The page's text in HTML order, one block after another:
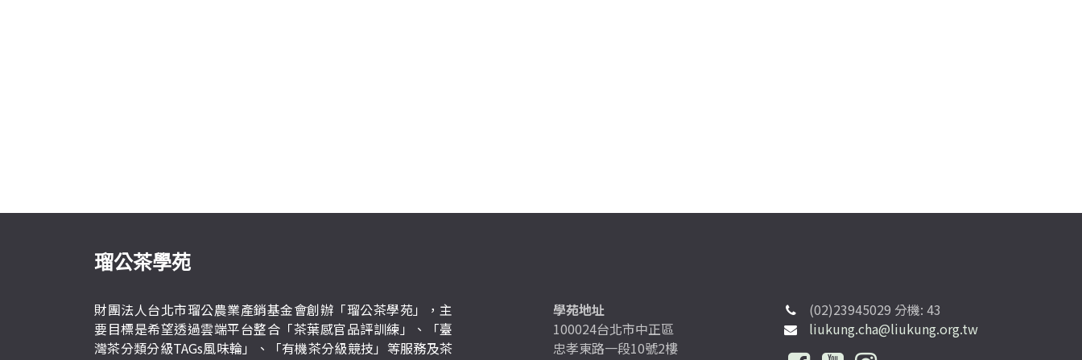
瑠公茶學苑
財團法人台北市瑠公農業產銷基金會創辦「瑠公茶學苑」，主
要目標是希望透過雲端平台整合「茶葉感官品評訓練」、「臺
灣茶分類分級TAGs風味輪」、「有機茶分級競技」等服務及茶
學苑地址
100024台北市中正區
忠孝東路一段10號2樓
(02)23945029 分機: 43
liukung.cha@liukung.org.tw